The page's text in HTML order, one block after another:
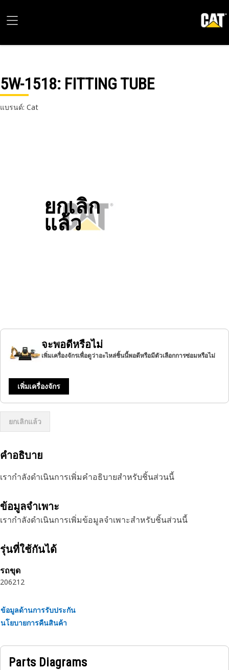
5W-1518: FITTING TUBE
แบรนด์: Cat
ยกเลิก
แล้ว
จะพอดีหรือไม่
เพิ่มเครื่องจักรเพื่อดูว่าอะไหล่ชิ้นนี้พอดีหรือมีตัวเลือกการซ่อมหรือไม่
เพิ่มเครื่องจักร
ยกเลิกแล้ว
คำอธิบาย
เรากำลังดำเนินการเพิ่มคำอธิบายสำหรับชิ้นส่วนนี้
ข้อมูลจำเพาะ
เรากำลังดำเนินการเพิ่มข้อมูลจำเพาะสำหรับชิ้นส่วนนี้
รุ่นที่ใช้กันได้
รถขุด
206212
ข้อมูลด้านการรับประกัน
นโยบายการคืนสินค้า
Parts Diagrams